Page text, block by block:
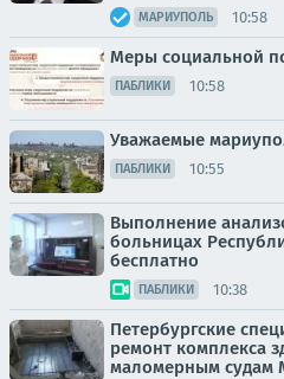
МАРИУПОЛЬ 10:58
Меры социальной
ПАБЛИКИ 10:58
Уважаемые
ПАБЛИКИ 10:55
Выполнение
больницах
бесплатно
ПАБЛИКИ 10:38
Петербургские
ремонт комплекса
маломерным судам